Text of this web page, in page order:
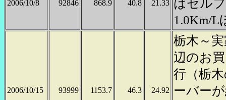
2006/10/8 92846 868.9 40.8 21.33 はセル
1.0Km/L
2006/10/15 93999 1153.7 46.3 24.92
栃木～
辺のお
行（栃
ーバー